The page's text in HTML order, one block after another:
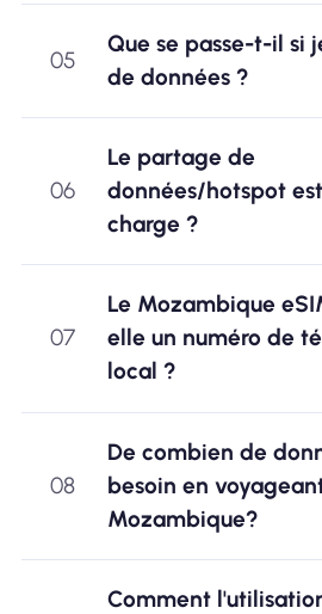
05
Que se passe-t-il si
de données ?
06
Le partage de
données/hotspot
charge ?
07
Le Mozambique
elle un numéro de
local ?
08
De combien de
besoin en
Mozambique?
Comment